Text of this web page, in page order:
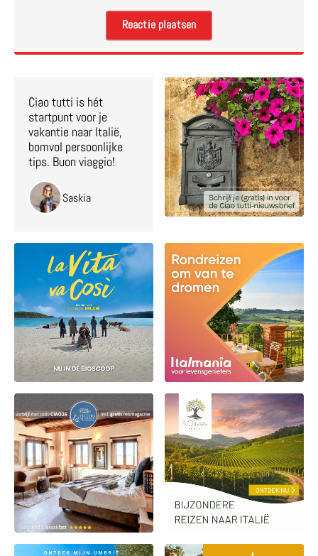
Ciao tutti is hét
startpunt voor je
vakantie naar Italië,
bomvol persoonlijke
tips. Buon viaggio!
Saskia